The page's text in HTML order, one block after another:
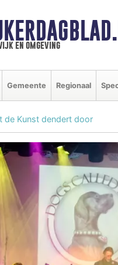
en omgeving
Gemeente Regionaal
de Kunst dendert door